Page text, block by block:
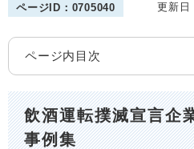
ページID：0705040 更新日
ページ内目次
飲酒運転撲滅宣言企
事例集